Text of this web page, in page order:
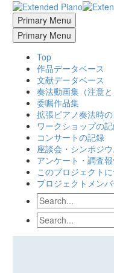
Primary Menu
Primary Menu
Top
作品データベース
文献データベース
奏法動画集（注意と
委嘱作品集
拡張ピアノ奏法時
ワークショップの
コンサートの記録
座談会・シンポジ
アンケート・調査
このプロジェクト
プロジェクトメン